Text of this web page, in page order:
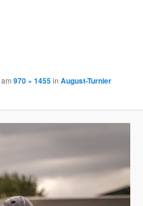
am970 × 1455inAugust-Turnier